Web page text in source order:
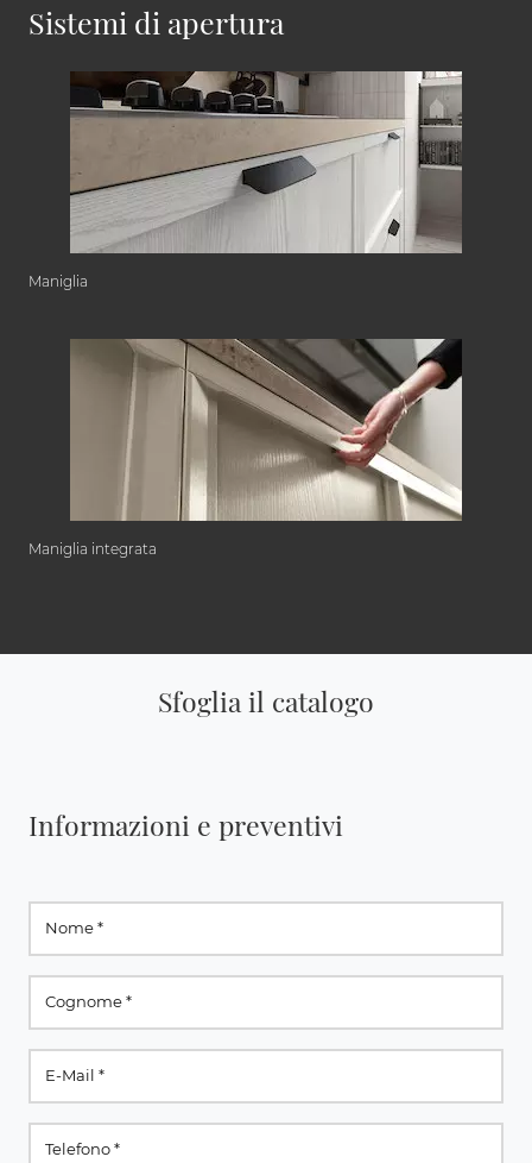
Sistemi di apertura
Maniglia
Maniglia integrata
Sfoglia il catalogo
Informazioni e preventivi